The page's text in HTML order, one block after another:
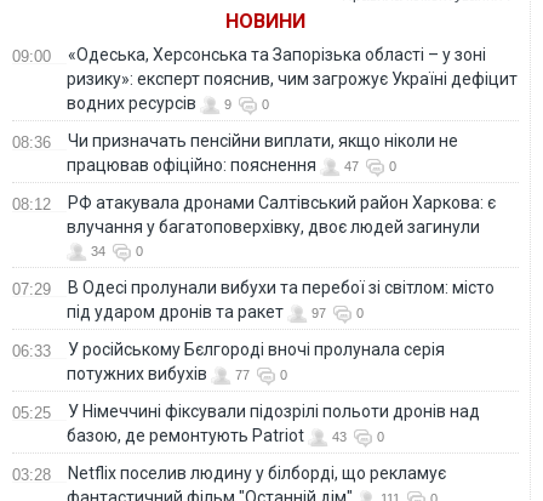
НОВИНИ
09:00
«Одеська, Херсонська та Запорізька області – у зоні
ризику»: експерт пояснив, чим загрожує Україні дефіцит
водних ресурсів
9 0
08:36
Чи призначать пенсійни виплати, якщо ніколи не
працював офіційно: пояснення
47 0
08:12
РФ атакувала дронами Салтівський район Харкова: є
влучання у багатоповерхівку, двоє людей загинули
34 0
07:29
В Одесі пролунали вибухи та перебої зі світлом: місто
під ударом дронів та ракет
97 0
06:33
У російському Бєлгороді вночі пролунала серія
потужних вибухів
77 0
05:25
У Німеччині фіксували підозрілі польоти дронів над
базою, де ремонтують Patriot
43 0
03:28
Netflix поселив людину у білборді, що рекламує